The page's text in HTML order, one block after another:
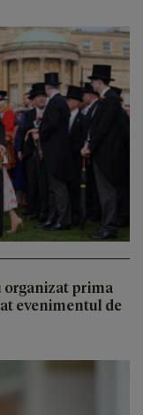
organizat prima
evenimentul de